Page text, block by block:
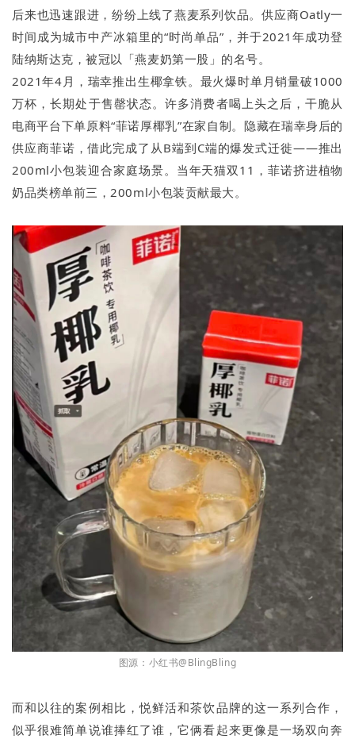
后来也迅速跟进，纷纷上线了燕麦系列饮品。供应商Oatly一
时间成为城市中产冰箱里的“时尚单品”，并于2021年成功登
陆纳斯达克，被冠以「燕麦奶第一股」的名号。
2021年4月，瑞幸推出生椰拿铁。最火爆时单月销量破1000
万杯，长期处于售罄状态。许多消费者喝上头之后，干脆从
电商平台下单原料“菲诺厚椰乳”在家自制。隐藏在瑞幸身后的
供应商菲诺，借此完成了从B端到C端的爆发式迁徙——推出
200ml小包装迎合家庭场景。当年天猫双11，菲诺挤进植物
奶品类榜单前三，200ml小包装贡献最大。
图源：小红书@BlingBling
而和以往的案例相比，悦鲜活和茶饮品牌的这一系列合作，
似乎很难简单说谁捧红了谁，它俩看起来更像是一场双向奔